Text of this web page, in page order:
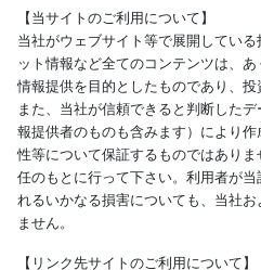
【当サイトのご利用について】
当社がウェブサイト等で展開してい
ット情報など全てのコンテンツは、
情報提供を目的としたものであり、投
また、当社が信頼できると判断した
報提供者のものも含みます）により
性等について保証するものではあり
任のもとに行って下さい。利用者が
れるいかなる損害についても、当社
ません。
【リンク先サイトのご利用について】